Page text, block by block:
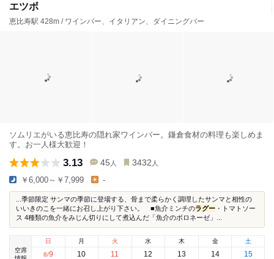
エツボ
恵比寿駅 428m / ワインバー、イタリアン、ダイニングバー
ソムリエがいる恵比寿の隠れ家ワインバー。鎌倉食材の料理も楽しめま
す。お一人様大歓迎！
3.13 45 人 3432 人
￥6,000～￥7,999 -
...季節限定 サンマの季節に登場する、骨まで柔らかく調理したサンマと相性の
いいきのこを一緒にお召し上がり下さい。 ■魚介ミンチのラグー ・トマトソー
ス 4種類の魚介をみじん切りにして煮込んだ「魚介のボロネーゼ」...
空席
日
8/9
月
10
火
11
水
12
木
13
金
14
土
15